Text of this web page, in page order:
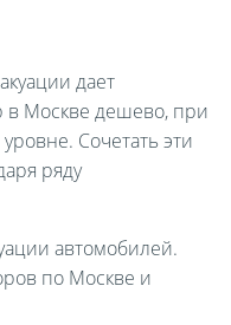
дает
в Москве дешево, при
Сочетать эти
ряду
автомобилей.
по Москве и